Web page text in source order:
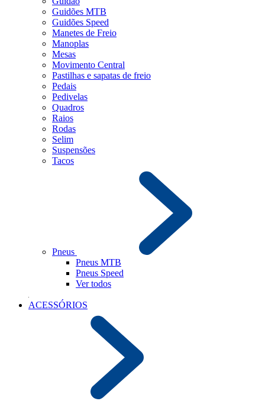
Guidões MTB
Guidões Speed
Manetes de Freio
Manoplas
Mesas
Movimento Central
Pastilhas e sapatas de freio
Pedais
Pedivelas
Quadros
Raios
Rodas
Selim
Suspensões
Tacos
Pneus
Pneus MTB
Pneus Speed
Ver todos
ACESSÓRIOS